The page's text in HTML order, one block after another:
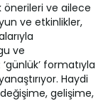
önerileri ve ailece
ve etkinlikler,
ve
formatıyla
Haydi
gelişime,